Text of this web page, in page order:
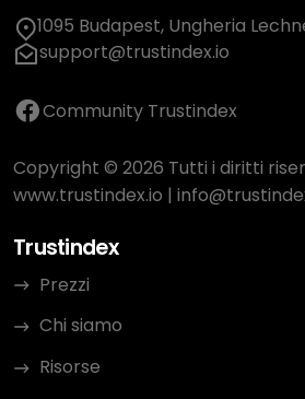
1095 Budapest, Ungheria
support@trustindex.io
Community Trustindex
Copyright © 2026 Tutti i diritti
www.trustindex.io |
Trustindex
Prezzi
Chi siamo
Risorse